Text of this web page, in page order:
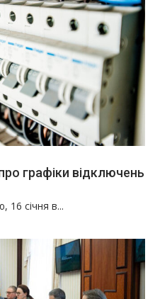
графіки відключень
16 січня в...